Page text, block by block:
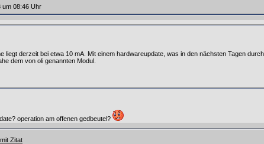
um 08:46 Uhr
liegt derzeit bei etwa 10 mA. Mit einem hardwareupdate, was in den nächsten Tagen
dem von oli genannten Modul.
operation am offenen gedbeutel?
Zitat